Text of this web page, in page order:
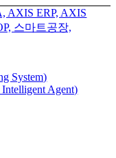
System)
Agent)